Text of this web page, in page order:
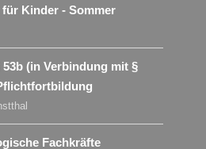
Kinder - Sommer
(in Verbindung mit §
Fachkräfte